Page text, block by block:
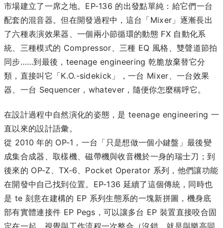
市場建立了一席之地。EP-136 的出發點單純：給它們一台
配套的混音器。但在開發過程中，這台「Mixer」逐漸長出
了六種表演效果器、一個兩小節循環的動態 FX 自動化系
統、三種模式的 Compressor、三種 EQ 風格、雙聲道節拍
同步……到最後，teenage engineering 乾脆放棄替它分
類，直接叫它「K.O.-sidekick」，一台 Mixer、一台效果
器、一台 Sequencer，whatever，隨便你怎麼稱呼它。
在設計過程中自然演化的姿態，是 teenage engineering 一
直以來的設計語彙。
從 2010 年的 OP-1，一台「只是想做一個小鍵盤」最後變
成集合成器、取樣機、磁帶機與收音機於一身的瑞士刀；到
後來的 OP-Z、TX-6、Pocket Operator 系列，他們讓功能
在開發中自己找到位置。EP-136 延續了這個傳統，同時也
是 te 刻意在建構的 EP 系列生態系的一塊新拼圖，機身底
部有實體連接件 EP Pegs，可以讓多台 EP 裝置直接咬合固
定在一起，視覺與工作流程一次整合（沒錯，就是與樂高同